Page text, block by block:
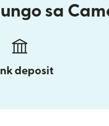
sa
deposit